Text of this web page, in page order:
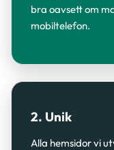
bra oavsett om
mobiltelefon.
2. Unik
Alla hemsidor vi